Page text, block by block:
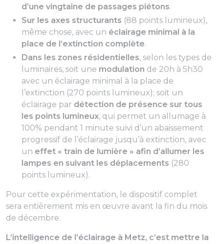
d’une vingtaine de passages piétons.
Sur les axes structurants (88 points lumineux),
même chose, avec un éclairage minimal à la
place de l’extinction complète.
Dans les zones résidentielles, selon les types de
luminaires, soit une modulation de 20h à 5h30
avec un éclairage minimal à la place de
l’extinction (270 points lumineux); soit un
éclairage par détection de présence sur tous
les points lumineux, qui permet un allumage à
100% pendant 1 minute suivi d’un abaissement
progressif de l’éclairage jusqu’à extinction, avec
un effet « train de lumière » afin d’allumer les
lampes en suivant les déplacements (280
points lumineux).
Pour cette expérimentation, le dispositif complet
sera entièrement mis en œuvre avant la fin du mois
de décembre.
L’intelligence de l’éclairage à Metz, c’est mettre la